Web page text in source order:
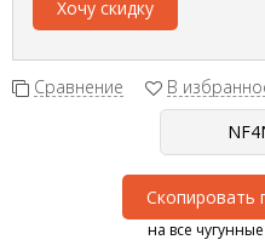
Хочу скидку
Сравнение В
Скопировать
на все